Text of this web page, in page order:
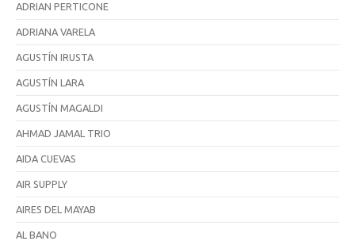
ADRIAN PERTICONE
ADRIANA VARELA
AGUSTÍN IRUSTA
AGUSTÍN LARA
AGUSTÍN MAGALDI
AHMAD JAMAL TRIO
AIDA CUEVAS
AIR SUPPLY
AIRES DEL MAYAB
AL BANO